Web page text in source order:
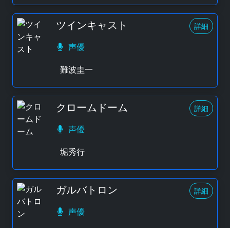
ツインキャスト 詳細
声優
難波圭一
クロームドーム 詳細
声優
堀秀行
ガルバトロン 詳細
声優